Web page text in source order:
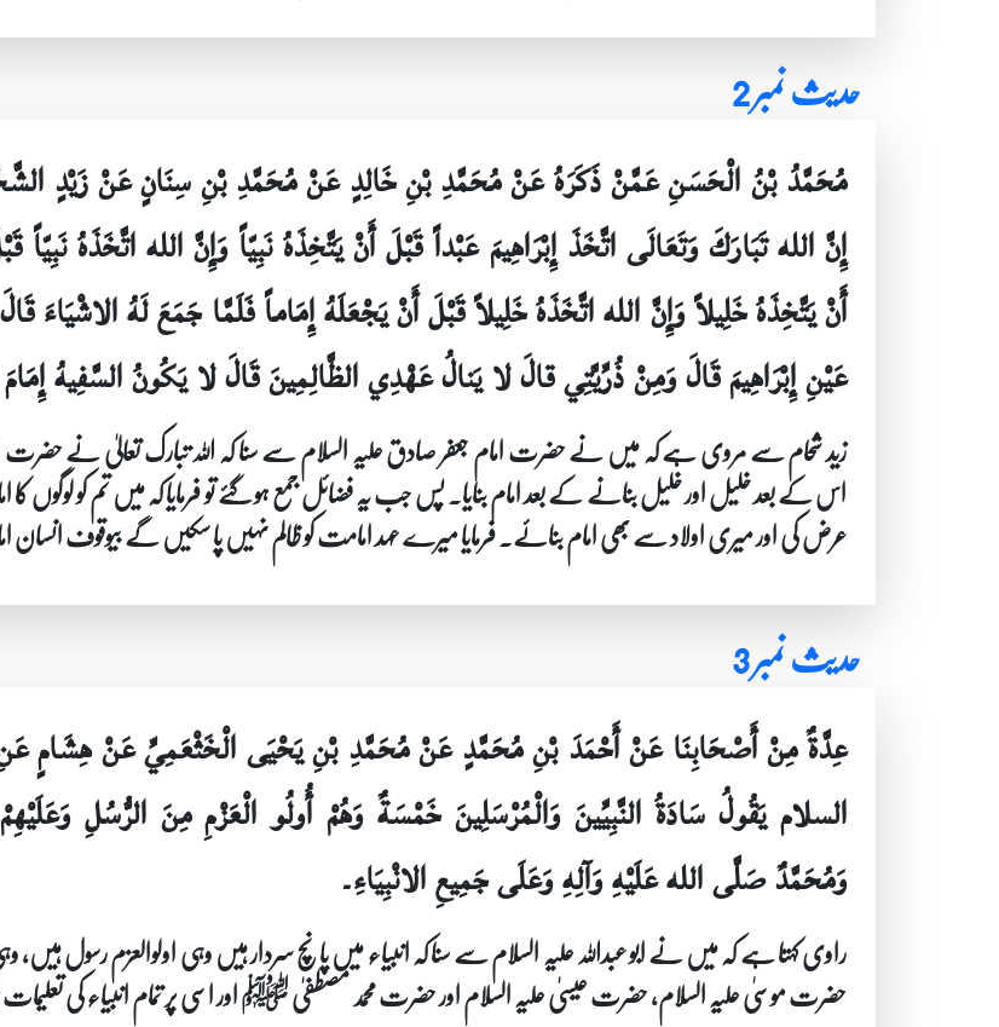
حدیث نمبر 2
مُحَمَّدُ بْنُ الْحَسَنِ عَمَّنْ ذَكَرَهُ عَنْ مُحَمَّدِ بْنِ خَالِدٍ عَنْ مُحَمَّدِ بْنِ سِنَانٍ عَنْ زَيْدٍ
إِنَّ الله تَبَارَكَ وَتَعَالَى اتَّخَذَ إِبْرَاهِيمَ عَبْداً قَبْلَ أَنْ يَتَّخِذَهُ نَبِيّاً وَإِنَّ الله اتَّخَذَهُ
أَنْ يَتَّخِذَهُ خَلِيلاً وَإِنَّ الله اتَّخَذَهُ خَلِيلاً قَبْلَ أَنْ يَجْعَلَهُ إِمَاماً فَلَمَّا جَمَعَ لَهُ
عَيْنِ إِبْرَاهِيمَ قَالَ وَمِنْ ذُرِّيَّتِي قالَ لا يَنالُ عَهْدِي الظَّالِمِينَ قَالَ لا يَكُونُ السَّفِيهُ
زید شحام سے مروی ہے کہ میں نے حضرت امام جعفر صادق علیہ السلام سے سنا کہ اللہ تبارک تعالیٰ نے حضرت
اس کے بعد خلیل اور خلیل بنانے کے بعد امام بنایا۔ پس جب یہ فضائل جمع ہو گئے تو فرمایا کہ میں تم کو لوگوں
عرض کی اور میری اولاد سے بھی امام بنائے۔ فرمایا میرے عہد امامت کو ظالم نہیں پا سکیں گے بیوقوف انسان
حدیث نمبر 3
عِدَّةٌ مِنْ أَصْحَابِنَا عَنْ أَحْمَدَ بْنِ مُحَمَّدٍ عَنْ مُحَمَّدِ بْنِ يَحْيَى الْخَثْعَمِيِّ عَنْ هِشَامٍ عَنِ
السلام يَقُولُ سَادَةُ النَّبِيِّينَ وَالْمُرْسَلِينَ خَمْسَةٌ وَهُمْ أُولُو الْعَزْمِ مِنَ الرُّسُلِ
وَمُحَمَّدٌ صَلَّى الله عَلَيْهِ وَآلِهِ وَعَلَى جَمِيعِ الانْبِيَاءِ۔
راوی کہتا ہے کہ میں نے ابو عبداللہ علیہ السلام سے سنا کہ انبیاء میں پانچ سردار ہیں وہی اولوالعزم رسول
حضرت موسیٰ علیہ السلام، حضرت عیسیٰ علیہ السلام اور حضرت محمد مصطفیٰ ﷺ اور اسی پر تمام انبیاء کی